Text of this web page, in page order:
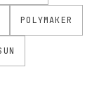
POLYMAKER